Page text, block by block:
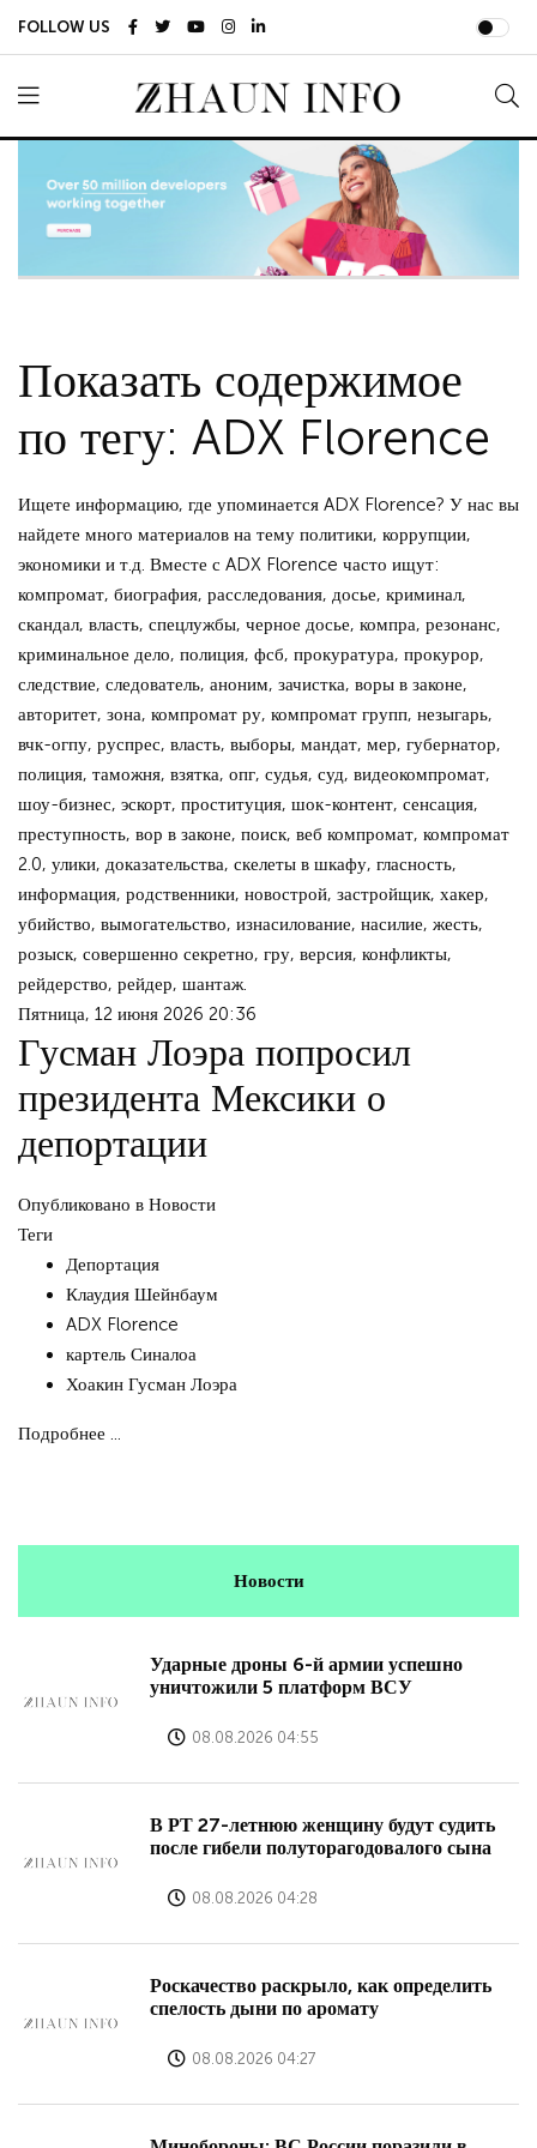
FOLLOW US
Показать содержимое
по тегу: ADX Florence
Ищете информацию, где упоминается ADX Florence? У нас вы
найдете много материалов на тему политики, коррупции,
экономики и т.д. Вместе с ADX Florence часто ищут:
компромат, биография, расследования, досье, криминал,
скандал, власть, спецлужбы, черное досье, компра, резонанс,
криминальное дело, полиция, фсб, прокуратура, прокурор,
следствие, следователь, аноним, зачистка, воры в законе,
авторитет, зона, компромат ру, компромат групп, незыгарь,
вчк-огпу, руспрес, власть, выборы, мандат, мер, губернатор,
полиция, таможня, взятка, опг, судья, суд, видеокомпромат,
шоу-бизнес, эскорт, проституция, шок-контент, сенсация,
преступность, вор в законе, поиск, веб компромат, компромат
2.0, улики, доказательства, скелеты в шкафу, гласность,
информация, родственники, новострой, застройщик, хакер,
убийство, вымогательство, изнасилование, насилие, жесть,
розыск, совершенно секретно, гру, версия, конфликты,
рейдерство, рейдер, шантаж.
Пятница, 12 июня 2026 20:36
Гусман Лоэра попросил
президента Мексики о
депортации
Опубликовано в Новости
Теги
Депортация
Клаудия Шейнбаум
ADX Florence
картель Синалоа
Хоакин Гусман Лоэра
Подробнее ...
Новости
Ударные дроны 6-й армии успешно
уничтожили 5 платформ ВСУ
08.08.2026 04:55
В РТ 27-летнюю женщину будут судить
после гибели полуторагодовалого сына
08.08.2026 04:28
Роскачество раскрыло, как определить
спелость дыни по аромату
08.08.2026 04:27